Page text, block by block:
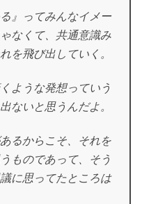
』ってみんなイメー
なくて、共通意識み
を飛び出していく。
ような発想っていう
ないと思うんだよ。
るからこそ、それを
ものであって、そう
に思ってたところは